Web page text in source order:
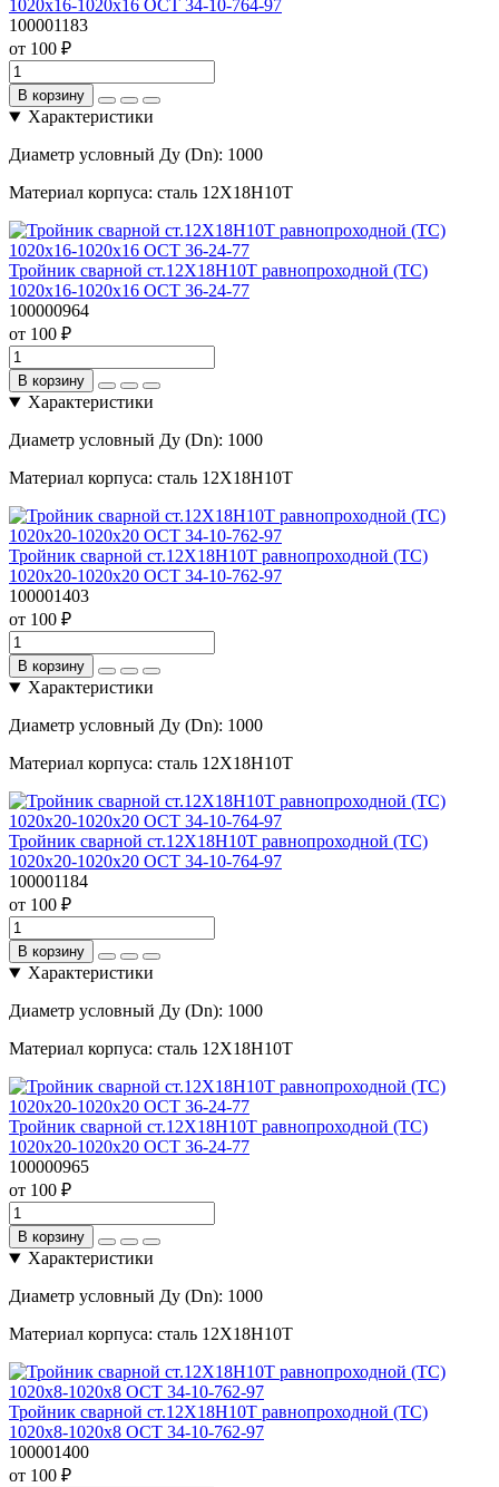
1020х16-1020х16 ОСТ 34-10-764-97
100001183
от 100 ₽
В корзину
Характеристики
Диаметр условный Ду (Dn): 1000
Материал корпуса: сталь 12Х18Н10Т
Тройник сварной ст.12Х18Н10Т равнопроходной (ТС)
1020х16-1020х16 ОСТ 36-24-77
100000964
от 100 ₽
В корзину
Характеристики
Диаметр условный Ду (Dn): 1000
Материал корпуса: сталь 12Х18Н10Т
Тройник сварной ст.12Х18Н10Т равнопроходной (ТС)
1020х20-1020х20 ОСТ 34-10-762-97
100001403
от 100 ₽
В корзину
Характеристики
Диаметр условный Ду (Dn): 1000
Материал корпуса: сталь 12Х18Н10Т
Тройник сварной ст.12Х18Н10Т равнопроходной (ТС)
1020х20-1020х20 ОСТ 34-10-764-97
100001184
от 100 ₽
В корзину
Характеристики
Диаметр условный Ду (Dn): 1000
Материал корпуса: сталь 12Х18Н10Т
Тройник сварной ст.12Х18Н10Т равнопроходной (ТС)
1020х20-1020х20 ОСТ 36-24-77
100000965
от 100 ₽
В корзину
Характеристики
Диаметр условный Ду (Dn): 1000
Материал корпуса: сталь 12Х18Н10Т
Тройник сварной ст.12Х18Н10Т равнопроходной (ТС)
1020х8-1020х8 ОСТ 34-10-762-97
100001400
от 100 ₽